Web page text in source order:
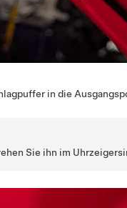
in die
Sie ihn im